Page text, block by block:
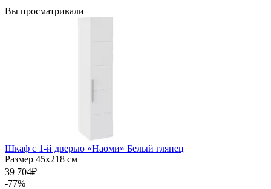
Вы просматривали
Шкаф с 1-й дверью «Наоми» Белый глянец
Размер 45х218 см
39 704₽
-77%